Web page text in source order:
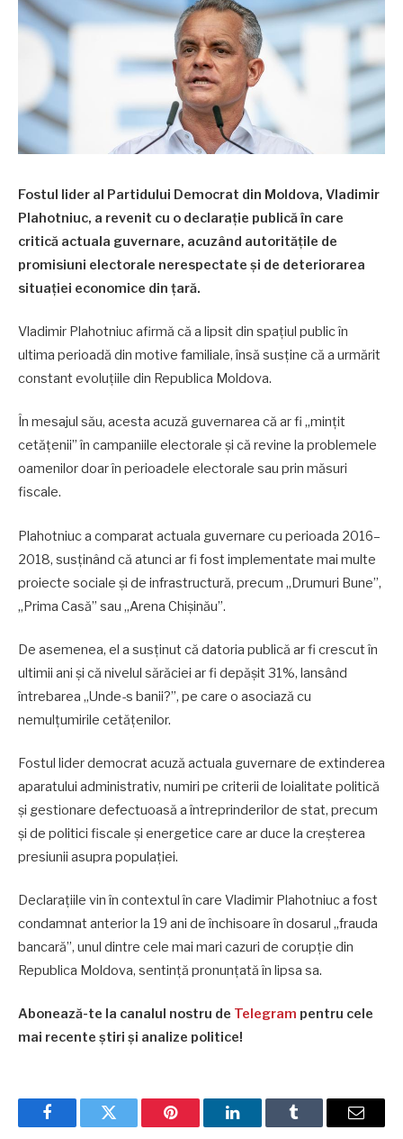
Fostul lider al Partidului Democrat din Moldova, Vladimir
Plahotniuc, a revenit cu o declarație publică în care
critică actuala guvernare, acuzând autoritățile de
promisiuni electorale nerespectate și de deteriorarea
situației economice din țară.
Vladimir Plahotniuc afirmă că a lipsit din spațiul public în
ultima perioadă din motive familiale, însă susține că a urmărit
constant evoluțiile din Republica Moldova.
În mesajul său, acesta acuză guvernarea că ar fi „mințit
cetățenii” în campaniile electorale și că revine la problemele
oamenilor doar în perioadele electorale sau prin măsuri
fiscale.
Plahotniuc a comparat actuala guvernare cu perioada 2016–
2018, susținând că atunci ar fi fost implementate mai multe
proiecte sociale și de infrastructură, precum „Drumuri Bune”,
„Prima Casă” sau „Arena Chișinău”.
De asemenea, el a susținut că datoria publică ar fi crescut în
ultimii ani și că nivelul sărăciei ar fi depășit 31%, lansând
întrebarea „Unde-s banii?”, pe care o asociază cu
nemulțumirile cetățenilor.
Fostul lider democrat acuză actuala guvernare de extinderea
aparatului administrativ, numiri pe criterii de loialitate politică
și gestionare defectuoasă a întreprinderilor de stat, precum
și de politici fiscale și energetice care ar duce la creșterea
presiunii asupra populației.
Declarațiile vin în contextul în care Vladimir Plahotniuc a fost
condamnat anterior la 19 ani de închisoare în dosarul „frauda
bancară”, unul dintre cele mai mari cazuri de corupție din
Republica Moldova, sentință pronunțată în lipsa sa.
Abonează-te la canalul nostru de Telegram pentru cele
mai recente știri și analize politice!
FacebookTwitter Pinterest LinkedInTumblr Email